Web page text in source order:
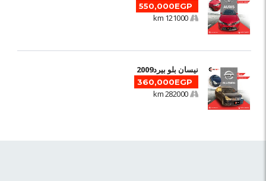
550,000EGP
121000 km
نيسان بلو بيرد2009
360,000EGP
282000 km